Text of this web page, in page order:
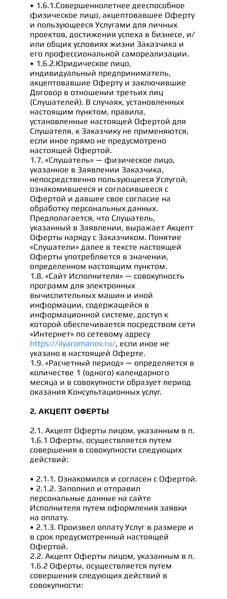
• 1.6.1.Совершеннолетнее дееспособное
физическое лицо, акцептовавшее Оферту
и пользующееся Услугами для личных
проектов, достижения успеха в бизнесе, и/
или общих условиях жизни Заказчика и
его профессиональной самореализации.
• 1.6.2.Юридическое лицо,
индивидуальный предприниматель,
акцептовавшие Оферту и заключившие
Договор в отношении третьих лиц
(Слушателей). В случаях, установленных
настоящим пунктом, правила,
установленные настоящей Офертой для
Слушателя, к Заказчику не применяются,
если иное прямо не предусмотрено
настоящей Офертой.
1.7. «Слушатель» — физическое лицо,
указанное в Заявлении Заказчика,
непосредственно пользующееся Услугой,
ознакомившееся и согласившееся с
Офертой и давшее свое согласие на
обработку персональных данных.
Предполагается, что Слушатель,
указанный в Заявлении, выражает Акцепт
Оферты наряду с Заказчиком. Понятие
«Слушатели» далее в тексте настоящей
Оферты употребляется в значении,
определенном настоящим пунктом.
1.8. «Сайт Исполнителя» — совокупность
программ для электронных
вычислительных машин и иной
информации, содержащейся в
информационной системе, доступ к
которой обеспечивается посредством сети
«Интернет» по сетевому адресу
https://ilyaromanov.ru/, если иное не
указано в настоящей Оферте.
1.9. «Расчетный период» — определяется в
количестве 1 (одного) календарного
месяца и в совокупности образует период
оказания Консультационных услуг.
2. АКЦЕПТ ОФЕРТЫ
2.1. Акцепт Оферты лицом, указанным в п.
1.6.1 Оферты, осуществляется путем
совершения в совокупности следующих
действий:
• 2.1.1. Ознакомился и согласен с Офертой.
• 2.1.2. Заполнил и отправил
персональные данные на сайте
Исполнителя путем оформления заявки
на оплату.
• 2.1.3. Произвел оплату Услуг в размере и
в срок предусмотренный настоящей
Офертой.
2.2. Акцепт Оферты лицом, указанным в п.
1.6.2 Оферты, осуществляется путем
совершения следующих действий в
совокупности: